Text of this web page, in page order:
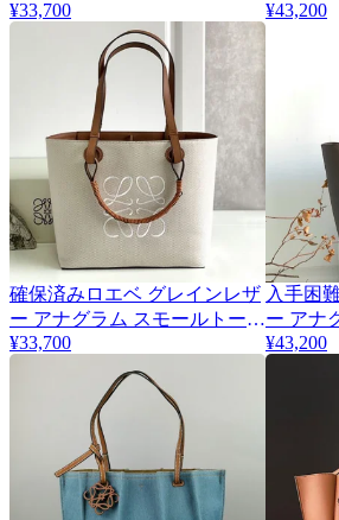
トバッグ lol48134
¥33,700 トート
¥43,200
確保済みロエベ グレインレザ
ー アナグラム スモールトート
バッグ コピー loj84372
¥33,700
入手困
ー アナ
バッグ
¥43,200